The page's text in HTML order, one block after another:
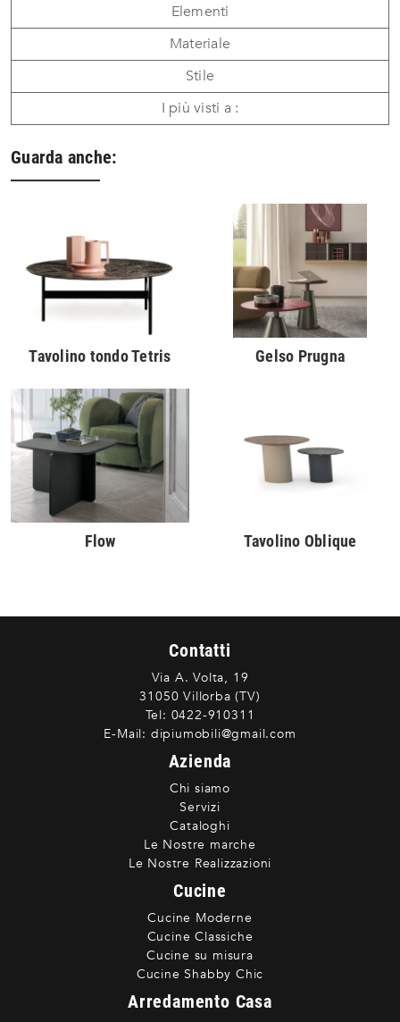
Elementi
Materiale
Stile
I più visti a :
Guarda anche:
Tavolino tondo Tetris Gelso Prugna
Flow Tavolino Oblique
Contatti
Via A. Volta, 19
31050 Villorba (TV)
Tel: 0422-910311
E-Mail: dipiumobili@gmail.com
Azienda
Chi siamo
Servizi
Cataloghi
Le Nostre marche
Le Nostre Realizzazioni
Cucine
Cucine Moderne
Cucine Classiche
Cucine su misura
Cucine Shabby Chic
Arredamento Casa